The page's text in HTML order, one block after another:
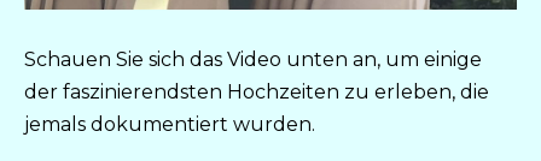
Schauen Sie sich das Video unten an, um einige
der faszinierendsten Hochzeiten zu erleben, die
jemals dokumentiert wurden.